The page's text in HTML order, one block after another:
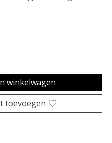
is
winkelwagen
toevoegen